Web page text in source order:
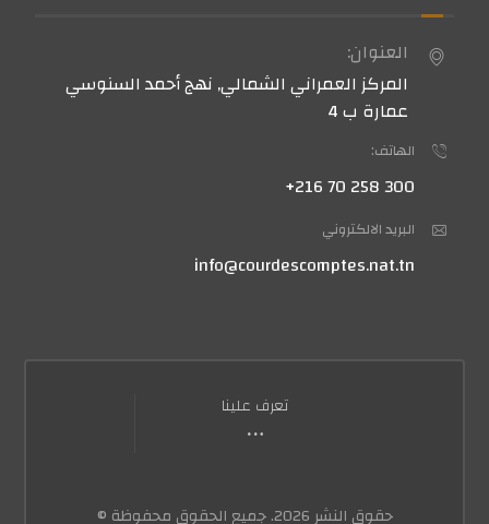
العنوان:
المركز العمراني الشمالي, نهج أحمد السنوسي
عمارة ب 4
الهاتف:
300 258 70 216+
البريد الالكتروني
info@courdescomptes.nat.tn
تعرف علينا
حقوق النشر 2026. جميع الحقوق محفوظة ©